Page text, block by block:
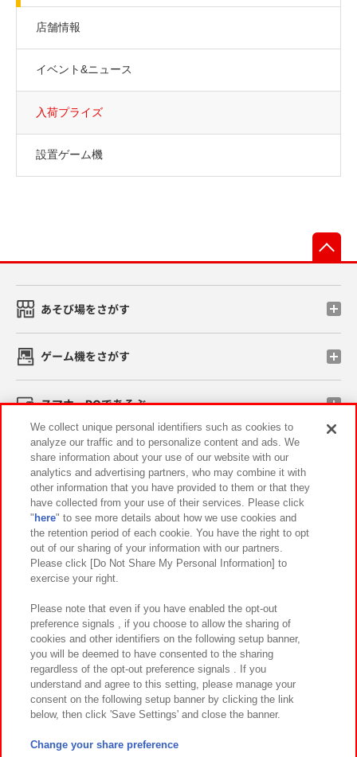
店舗情報
イベント&ニュース
入荷プライズ
設置ゲーム機
あそび場をさがす
ゲーム機をさがす
スマホ・PCであそぶ
イベント・キャンペーン
関連会社 サステナビリティ サイトポリシー
プライバシーポリシー ウェブアクセシビリティ方針と検証結果
お取引先さまとともに
カスタマーハラスメント対応方針 よくあるご質問・お問い合わせ
©Bandai Namco Amusement Inc.
©Bandai Namco Amusement Lab Inc.
We collect unique personal identifiers such as cookies to
analyze our traffic and to personalize content and ads. We
share information about your use of our website with our
analytics and advertising partners, who may combine it with
other information that you have provided to them or that they
have collected from your use of their services. Please click
" here" to see more details about how we use cookies and
the retention period of each cookie. You have the right to opt
out of our sharing of your information with our partners.
Please click [Do Not Share My Personal Information] to
exercise your right.
Please note that even if you have enabled the opt-out
preference signals , if you choose to allow the sharing of
cookies and other identifiers on the following setup banner,
you will be deemed to have consented to the sharing
regardless of the opt-out preference signals . If you
understand and agree to this setting, please manage your
consent on the following setup banner by clicking the link
below, then click 'Save Settings' and close the banner.
Change your share preference